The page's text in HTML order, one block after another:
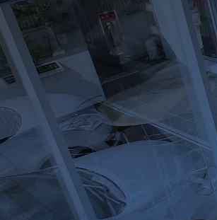
WORKS
納入実績
一覧を見る
COMPANY
会社案内
一覧を見る
RECRUIT
採用情報
一覧を見る